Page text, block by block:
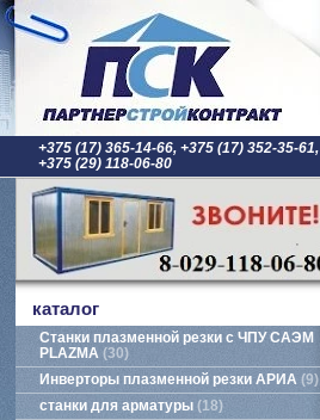
+375 (17) 365-14-66, +375 (17) 352-35-61,
+375 (29) 118-06-80
каталог
Станки плазменной резки с ЧПУ САЭМ
PLAZMA 30
Инверторы плазменной резки АРИА 9
станки для арматуры 18